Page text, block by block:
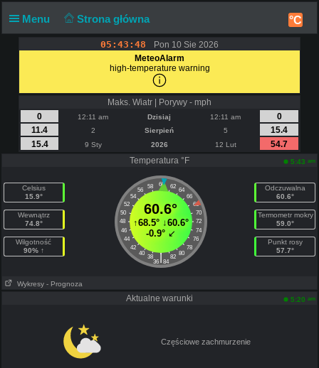
Menu Strona główna °C
05:43:48
Pon 10 Sie 2026
MeteoAlarm
high-temperature warning
Maks. Wiatr | Porywy - mph
0
12:11 am Dzisiaj 12:11 am
0
11.4
2 Sierpień 5
15.4
15.4
9 Sty 2026 12 Lut
54.7
Temperatura °F
5:43 am
Celsius
15.9°
Wewnątrz
74.8°
Wilgotność
90% ↑
60
58 62
56
64
54
66
52
68
50
70
48
72
46
74
44
76
42
78
40
80
38 82
|
36 84
60.6°
↑68.5°↓60.6°
-0.9°↙
Odczuwalna
60.6°
Termometr mokry
59.0°
Punkt rosy
57.7°
Wykresy - Prognoza
Aktualne warunki 5:20 am
Częściowe zachmurzenie